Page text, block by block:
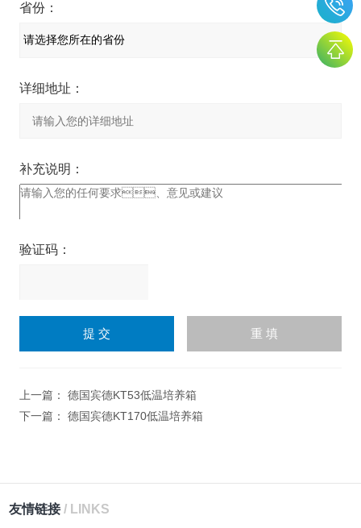
省份：
详细地址：
补充说明：
验证码：
上一篇： 德国宾德KT53低温培养箱
下一篇： 德国宾德KT170低温培养箱
友情链接/ LINKS